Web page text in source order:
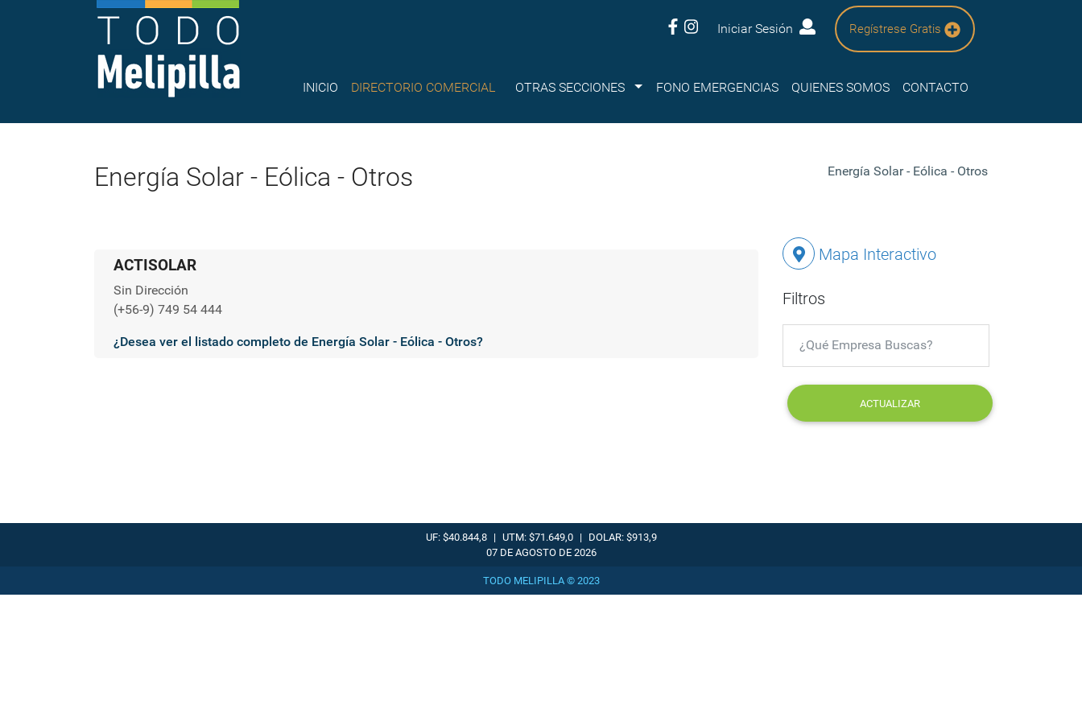
Iniciar Sesión Regístrese Gratis
INICIO DIRECTORIO COMERCIAL OTRAS SECCIONES Submenu
FONO EMERGENCIAS QUIENES SOMOS CONTACTO
Energía Solar - Eólica - Otros Energía Solar - Eólica - Otros
Mapa Interactivo
Filtros
ACTUALIZAR
ACTISOLAR
Sin Dirección
(+56-9) 749 54 444
¿Desea ver el listado completo de Energía Solar - Eólica - Otros?
UF: $40.844,8 | UTM: $71.649,0 |
DOLAR: $913,9
07 DE AGOSTO DE 2026
TODO MELIPILLA © 2023